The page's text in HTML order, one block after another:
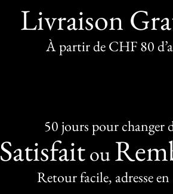
Livraison
À partir de CHF 80
50 jours pour changer
Satisfaitou
Retour facile, adresse en